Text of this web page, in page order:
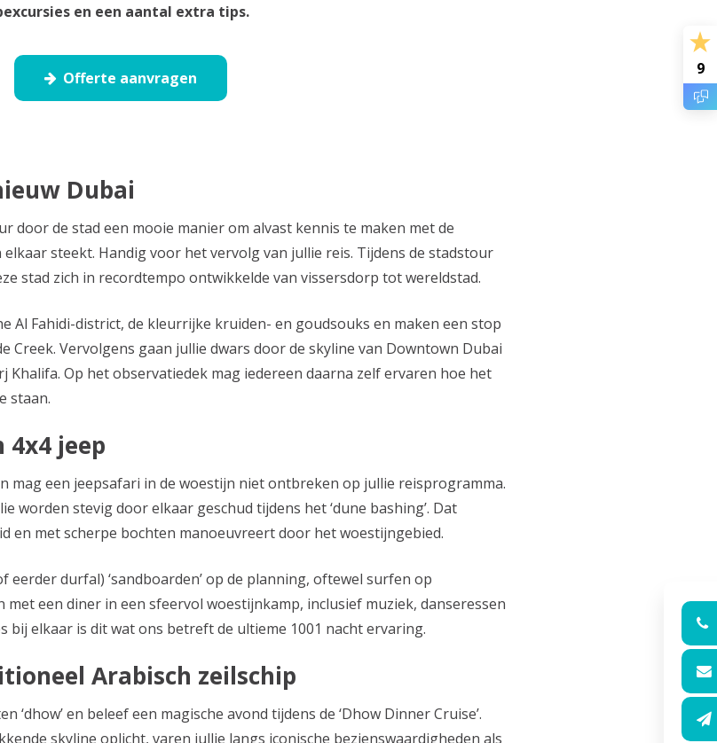
en een aantal extra tips.
Offerte aanvragen
Dubai
door de stad een mooie manier om alvast kennis te maken met de
steekt. Handig voor het vervolg van jullie reis. Tijdens de stadstour
stad zich in recordtempo ontwikkelde van vissersdorp tot wereldstad.
Al Fahidi-district, de kleurrijke kruiden- en goudsouks en maken een stop
Creek. Vervolgens gaan jullie dwars door de skyline van Downtown Dubai
Op het observatiedek mag iedereen daarna zelf ervaren hoe het
staan.
jeep
mag een jeepsafari in de woestijn niet ontbreken op jullie reisprogramma.
worden stevig door elkaar geschud tijdens het ‘dune bashing’. Dat
en met scherpe bochten manoeuvreert door het woestijngebied.
durfal) ‘sandboarden’ op de planning, oftewel surfen op
een diner in een sfeervol woestijnkamp, inclusief muziek, danseressen
bij elkaar is dit wat ons betreft de ultieme 1001 nacht ervaring.
Arabisch zeilschip
en beleef een magische avond tijdens de ‘Dhow Dinner Cruise’.
skyline oplicht, varen jullie langs iconische bezienswaardigheden als
9